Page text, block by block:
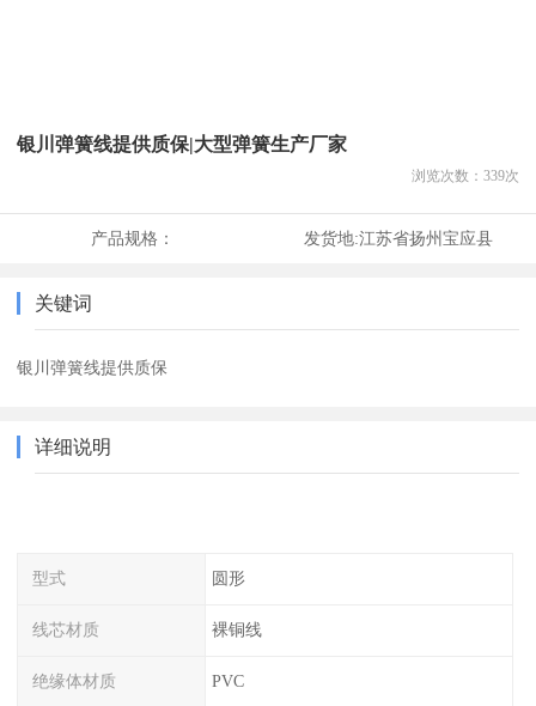
银川弹簧线提供质保|大型弹簧生产厂家
浏览次数： 339次
产品规格： 发货地:江苏省扬州宝应县
关键词
银川弹簧线提供质保
详细说明
型式 圆形
线芯材质 裸铜线
绝缘体材质 PVC